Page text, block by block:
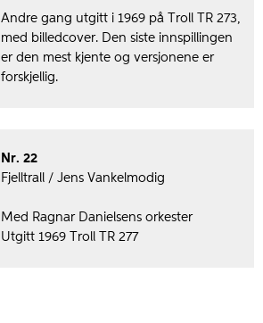
Andre gang utgitt i 1969 på Troll TR 273,
med billedcover. Den siste innspillingen
er den mest kjente og versjonene er
forskjellig.
Nr. 22
Fjelltrall / Jens Vankelmodig
Med Ragnar Danielsens orkester
Utgitt 1969 Troll TR 277